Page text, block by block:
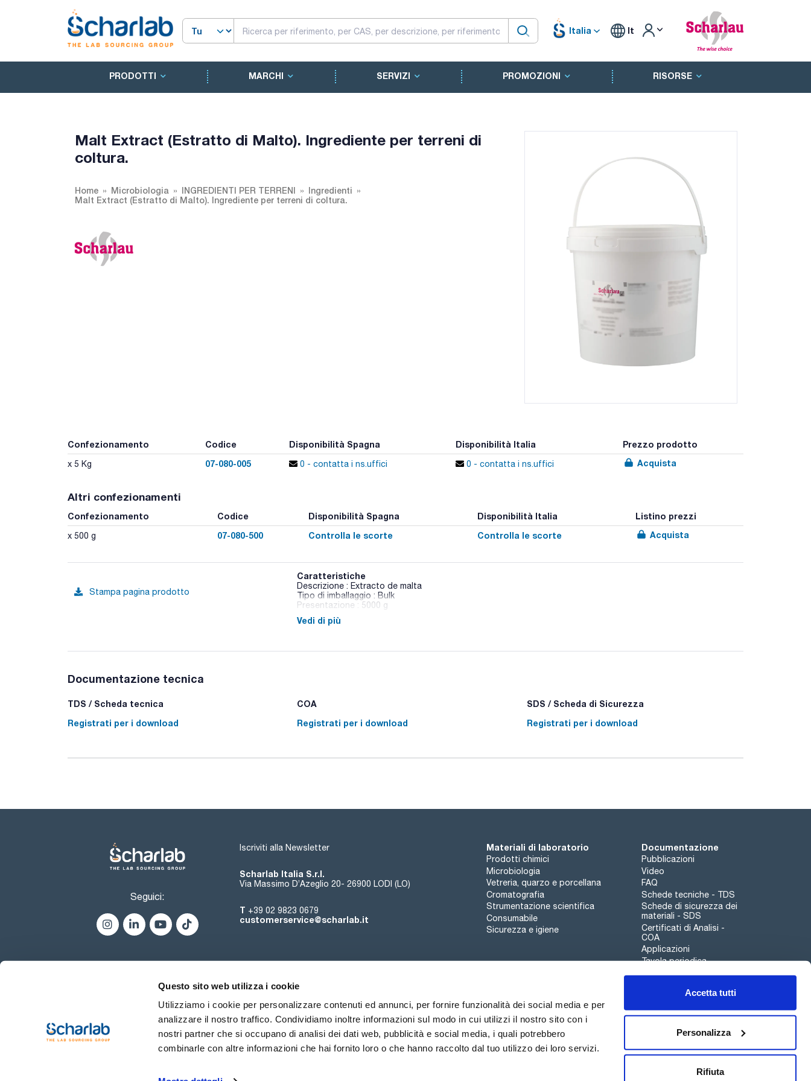
Questo sito web utilizza i cookie
Utilizziamo i cookie per personalizzare contenuti ed annunci, per fornire funzionalità dei social media e per
analizzare il nostro traffico. Condividiamo inoltre informazioni sul modo in cui utilizzi il nostro sito con i
nostri partner che si occupano di analisi dei dati web, pubblicità e social media, i quali potrebbero
combinarle con altre informazioni che hai fornito loro o che hanno raccolto dal tuo utilizzo dei loro servizi.
Accetta tutti
Personalizza
Rifiuta
Italia It
PRODOTTI MARCHI SERVIZI PROMOZIONI RISORSE
Malt Extract (Estratto di Malto). Ingrediente per terreni di
coltura.
Home Microbiologia INGREDIENTI PER TERRENI
Ingredienti
Malt Extract (Estratto di Malto). Ingrediente per terreni di coltura.
Confezionamento Codice Disponibilità Spagna Disponibilità Italia Prezzo prodotto
x 5 Kg 07-080-005 0 - contatta i ns.uffici 0 - contatta i ns.uffici Acquista
Altri confezionamenti
Confezionamento Codice Disponibilità Spagna Disponibilità Italia Listino prezzi
x 500 g 07-080-500 Controlla le scorte Controlla le scorte Acquista
Stampa pagina prodotto
Caratteristiche
Descrizione : Extracto de malta
Tipo di imballaggio : Bulk
Presentazione : 5000 g
Una selezione di ingredienti e prodotti chimici necessari per la preparazione dei terreni di coltura.
Vedi di più
Documentazione tecnica
TDS / Scheda tecnica
Registrati per i download
COA
Registrati per i download
SDS / Scheda di Sicurezza
Registrati per i download
Seguici:
Iscriviti alla Newsletter
Scharlab Italia S.r.l.
Via Massimo D’Azeglio 20- 26900 LODI (LO)
T +39 02 9823 0679
customerservice@scharlab.it
Materiali di laboratorio
Prodotti chimici
Microbiologia
Vetreria, quarzo e porcellana
Cromatografia
Strumentazione scientifica
Consumabile
Sicurezza e igiene
Documentazione
Pubblicazioni
Video
FAQ
Schede tecniche - TDS
Schede di sicurezza dei
materiali - SDS
Certificati di Analisi -
COA
Applicazioni
Tavola periodica
Canale di segnalazioni
Chi siamo Eventi Contatto Novità
Termini di utilizzo Condizioni di vendita Politica sui cookie Politica sulla riservatezza Qualità Sostenibilità